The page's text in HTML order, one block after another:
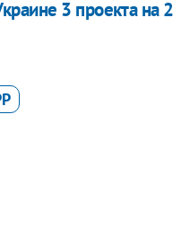
3 проекта на 2